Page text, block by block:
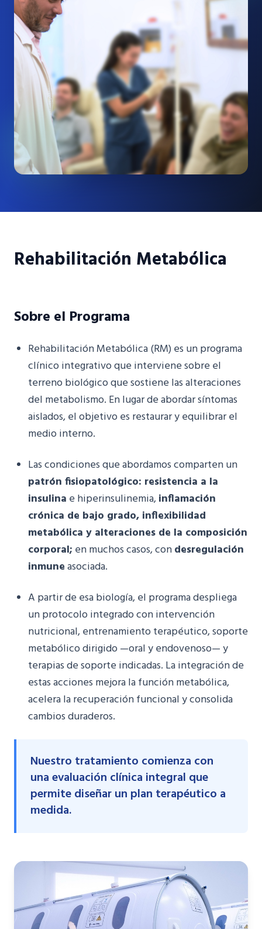
Rehabilitación Metabólica
Sobre el Programa
Rehabilitación Metabólica (RM) es un programa
clínico integrativo que interviene sobre el
terreno biológico que sostiene las alteraciones
del metabolismo. En lugar de abordar síntomas
aislados, el objetivo es restaurar y equilibrar el
medio interno.
Las condiciones que abordamos comparten un
patrón fisiopatológico: resistencia a la
insulina e hiperinsulinemia,inflamación
crónica de bajo grado, inflexibilidad
metabólica y alteraciones de la composición
corporal; en muchos casos, condesregulación
inmuneasociada.
A partir de esa biología, el programa despliega
un protocolo integrado con intervención
nutricional, entrenamiento terapéutico, soporte
metabólico dirigido —oral y endovenoso— y
terapias de soporte indicadas. La integración de
estas acciones mejora la función metabólica,
acelera la recuperación funcional y consolida
cambios duraderos.
Nuestro tratamiento comienza con
una evaluación clínica integral que
permite diseñar un plan terapéutico a
medida.